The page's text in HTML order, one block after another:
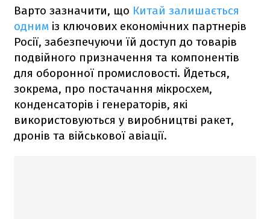
Варто зазначити, що Китай залишається
одним із ключових економічних партнерів
Росії, забезпечуючи їй доступ до товарів
подвійного призначення та компонентів
для оборонної промисловості. Йдеться,
зокрема, про постачання мікросхем,
конденсаторів і генераторів, які
використовуються у виробництві ракет,
дронів та військової авіації.